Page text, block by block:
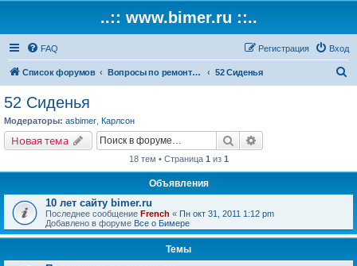
..:: www.bimer.ru ::..
FAQ Вход
Регистрация
Список форумов Вопросы по ремонту и обслуживанию BMW 52 Сиденья
52 Сиденья
Модераторы: asbimer Карлсон
Новая тема Поиск
18 тем • Страница 1 из 1
Объявления
10 лет сайту bimer.ru
Последнее сообщение French « Пн окт 31, 2011 1:12 pm
Добавлено в форуме Все о Бимере
Темы